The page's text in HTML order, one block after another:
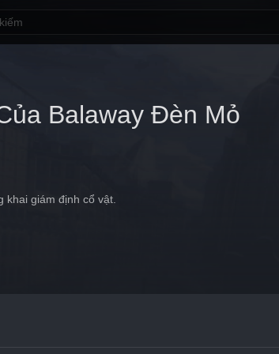
Balaway Đèn Mỏ
khai giám định cổ vật.